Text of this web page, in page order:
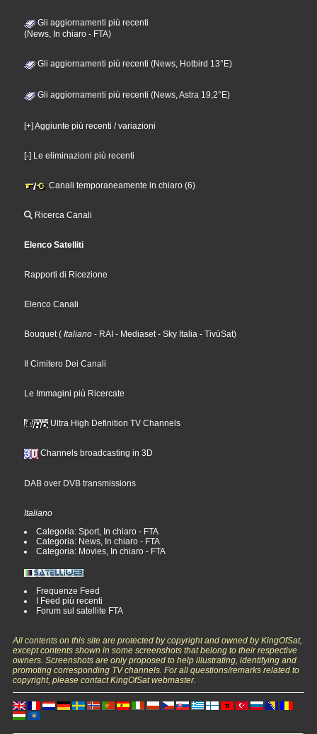
Gli aggiornamenti più recenti
(News, In chiaro - FTA)
Gli aggiornamenti più recenti (News, Hotbird 13°E)
Gli aggiornamenti più recenti (News, Astra 19,2°E)
[+] Aggiunte più recenti / variazioni
[-] Le eliminazioni più recenti
Canali temporaneamente in chiaro (6)
Ricerca Canali
Elenco Satelliti
Rapporti di Ricezione
Elenco Canali
Bouquet ( Italiano - RAI - Mediaset - Sky Italia - TivùSat)
Il Cimitero Dei Canali
Le Immagini più Ricercate
Ultra High Definition TV Channels
Channels broadcasting in 3D
DAB over DVB transmissions
Italiano
Categoria: Sport, In chiaro - FTA
Categoria: News, In chiaro - FTA
Categoria: Movies, In chiaro - FTA
Frequenze Feed
I Feed più recenti
Forum sul satellite FTA
All contents on this site are protected by copyright and owned by KingOfSat,
except contents shown in some screenshots that belong to their respective
owners. Screenshots are only proposed to help illustrating, identifying and
promoting corresponding TV channels. For all questions/remarks related to
copyright, please contact KingOfSat webmaster.